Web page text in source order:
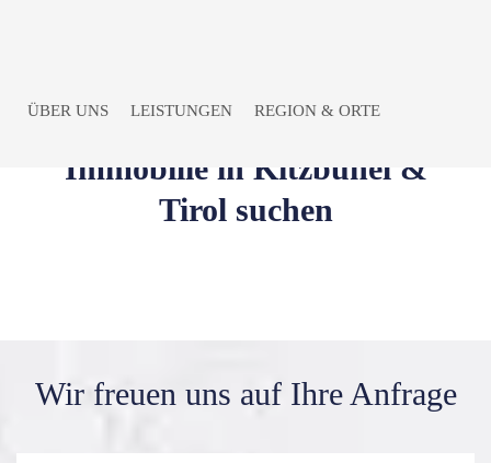
Immobilie in Kitzbühel &
Tirol suchen
Wir freuen uns auf Ihre Anfrage
ÜBER UNS LEISTUNGEN REGION & ORTE